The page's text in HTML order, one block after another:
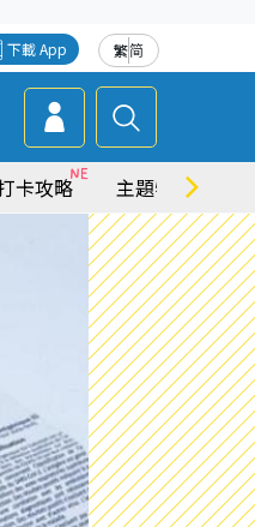
繁简
下載 App
卡攻略 主題特集